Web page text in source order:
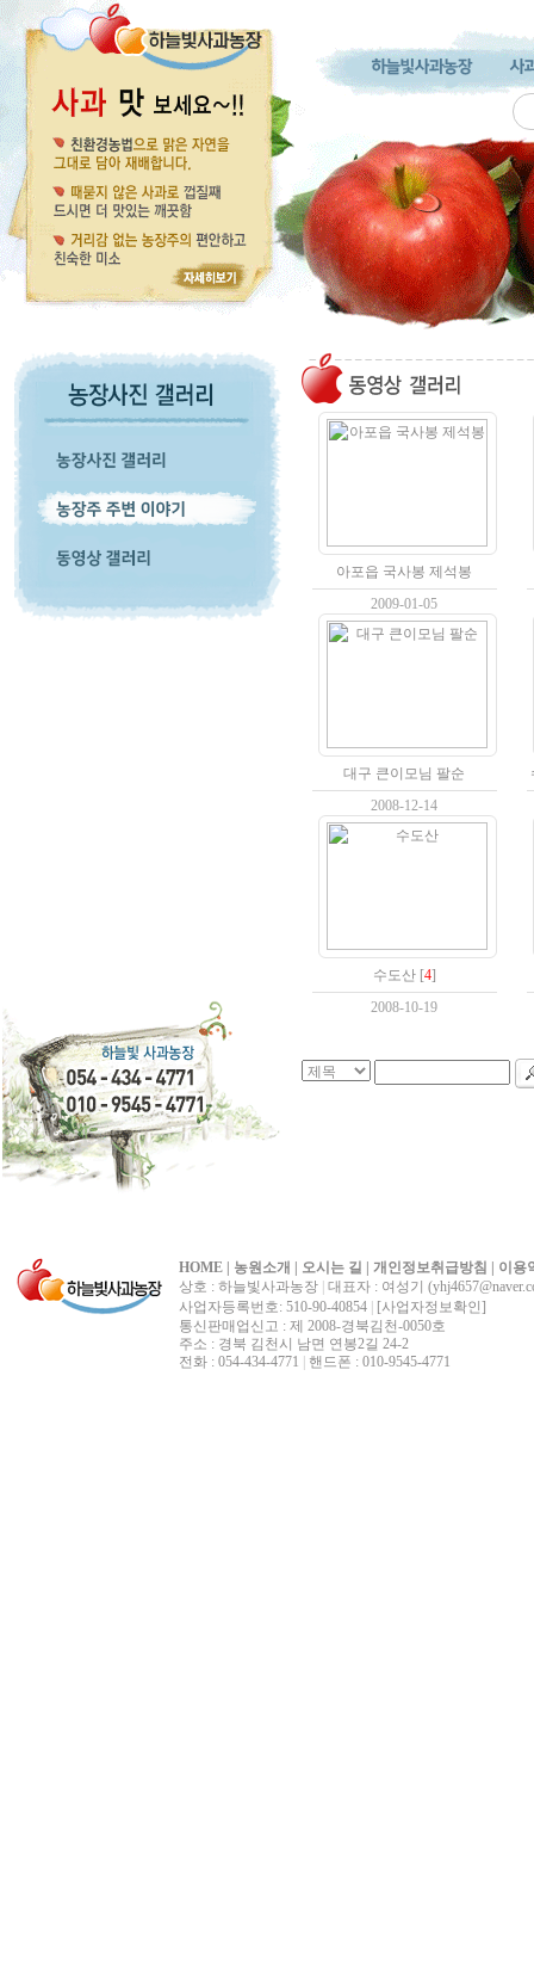
아포읍 국사봉 제석봉
2009-01-05
대구 큰이모님 팔순
2008-12-14
수도산[4]
2008-10-19
HOME 농원소개 오시는 길 개인정보취급방침
이용
상호 : 하늘빛사과농장 대표자 : 여성기
사업자등록번호: 510-90-40854
[사업자정보확인]
통신판매업신고 : 제 2008-경북김천-0050호
주소 : 경북 김천시 남면 연봉2길 24-2
전화 : 054-434-4771
핸드폰 : 010-9545-4771